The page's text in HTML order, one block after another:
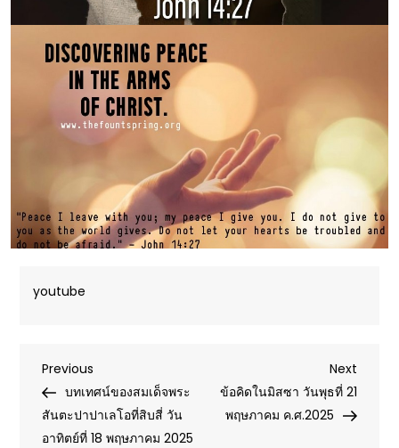
youtube
Post
navigation
Previous
Post
Previous
บทเทศน์ของสมเด็จพระ
สันตะปาปาเลโอที่สิบสี่ วัน
อาทิตย์ที่ 18 พฤษภาคม 2025
Next
Post
Next
ข้อคิดในมิสซา วันพุธที่ 21
พฤษภาคม ค.ศ.2025